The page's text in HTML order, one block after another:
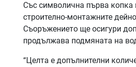
Със символична първа
строително-монтажните
Съоръжението ще осигури
продължава подмяната на
“Целта е допълнителни